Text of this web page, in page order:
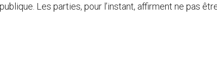
Les parties, pour l’instant, affirment ne pas